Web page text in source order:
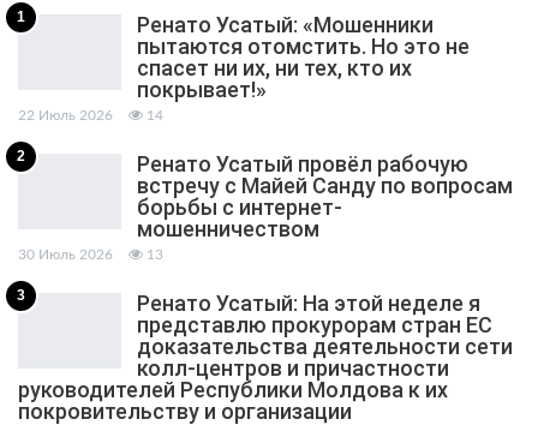
1
Ренато Усатый: «Мошенники
пытаются отомстить. Но это не
спасет ни их, ни тех, кто их
покрывает!»
22 Июль 2026 14
2
Ренато Усатый провёл рабочую
встречу с Майей Санду по вопросам
борьбы с интернет-
мошенничеством
30 Июль 2026 13
3
Ренато Усатый: На этой неделе я
представлю прокурорам стран ЕС
доказательства деятельности сети
колл-центров и причастности
руководителей Республики Молдова к их
покровительству и организации